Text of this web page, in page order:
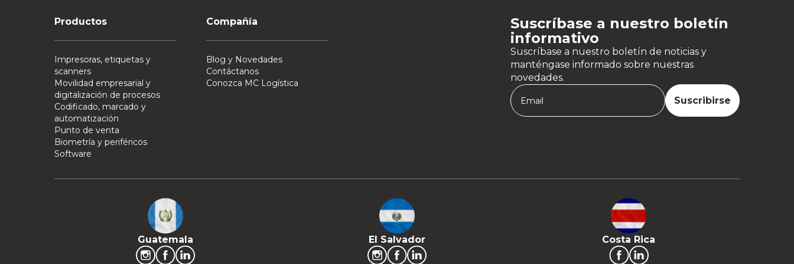
Productos
Impresoras, etiquetas y
scanners
Movilidad empresarial y
digitalización de procesos
Codificado, marcado y
automatización
Punto de venta
Biometría y periféricos
Software
Compañía
Blog y Novedades
Contáctanos
Conozca MC Logística
Suscríbase a nuestro boletín
informativo
Suscríbase a nuestro boletín de noticias y
manténgase informado sobre nuestras
novedades.
Guatemala El Salvador Costa Rica